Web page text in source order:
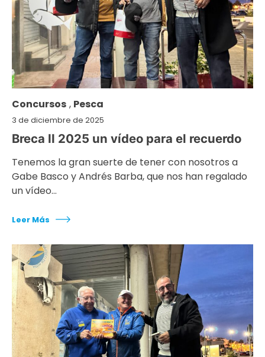
Concursos , Pesca
3 de diciembre de 2025
Breca II 2025 un vídeo para el recuerdo
Tenemos la gran suerte de tener con nosotros a
Gabe Basco y Andrés Barba, que nos han regalado
un vídeo…
Leer Más